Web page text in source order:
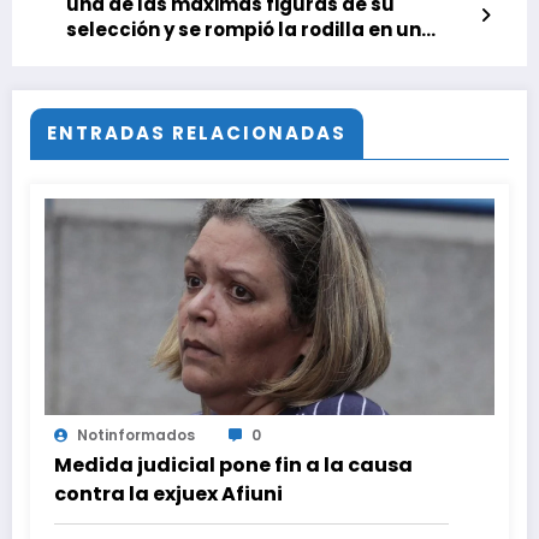
selección y se rompió la rodilla en un
ENTRADAS RELACIONADAS
Notinformados 0
Medida judicial pone fin a la causa
contra la exjuex Afiuni